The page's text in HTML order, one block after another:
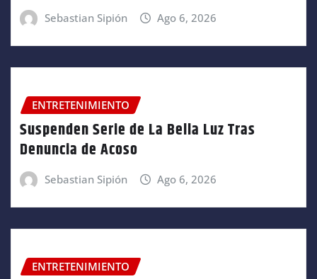
Sebastian Sipión Ago 6, 2026
ENTRETENIMIENTO
Suspenden Serie de La Bella Luz Tras
Denuncia de Acoso
Sebastian Sipión Ago 6, 2026
ENTRETENIMIENTO